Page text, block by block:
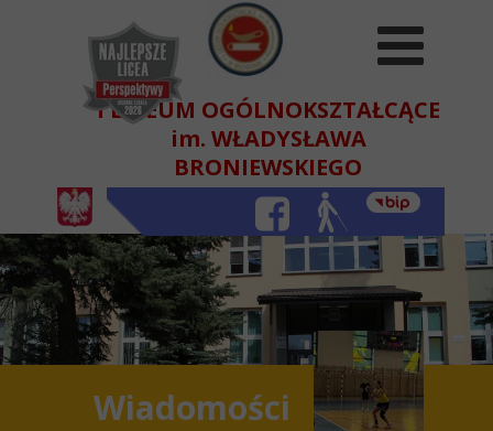
Wiadomości
I LICEUM OGÓLNOKSZTAŁCĄCE
im. WŁADYSŁAWA
BRONIEWSKIEGO
W BEŁCHATOWIE